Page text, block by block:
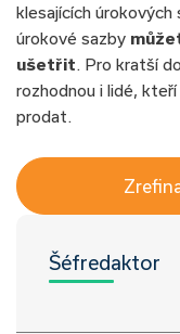
klesajících
úrokové sazby
ušetřit. Pro kratší
rozhodnou i lidé,
prodat.
Šéfredaktor